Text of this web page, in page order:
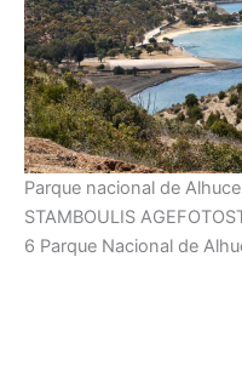
Parque nacional de
STAMBOULIS
6 Parque Nacional de